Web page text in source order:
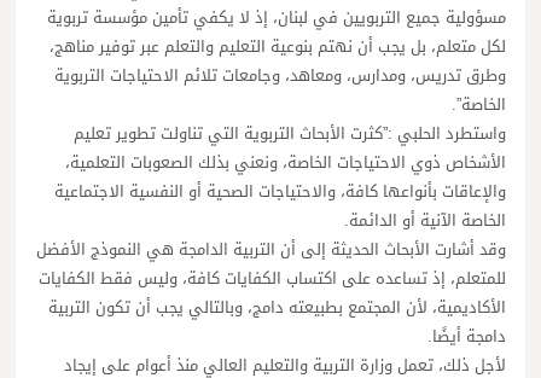
مسؤولية جميع التربويين في لبنان، إذ لا يكفي تأمين مؤسسة تربوية
لكل متعلم، بل يجب أن نهتم بنوعية التعليم والتعلم عبر توفير مناهج،
وطرق تدريس، ومدارس، ومعاهد، وجامعات تلائم الاحتياجات التربوية
الخاصة”.
واستطرد الحلبي :”كثرت الأبحاث التربوية التي تناولت تطوير تعليم
الأشخاص ذوي الاحتياجات الخاصة، ونعني بذلك الصعوبات التعلمية،
والإعاقات بأنواعها كافة، والاحتياجات الصحية أو النفسية الاجتماعية
الخاصة الآنية أو الدائمة.
وقد أشارت الأبحاث الحديثة إلى أن التربية الدامجة هي النموذج الأفضل
للمتعلم، إذ تساعده على اكتساب الكفايات كافة، وليس فقط الكفايات
الأكاديمية، لأن المجتمع بطبيعته دامج، وبالتالي يجب أن تكون التربية
دامجة أيضًا.
لأجل ذلك، تعمل وزارة التربية والتعليم العالي منذ أعوام على إيجاد